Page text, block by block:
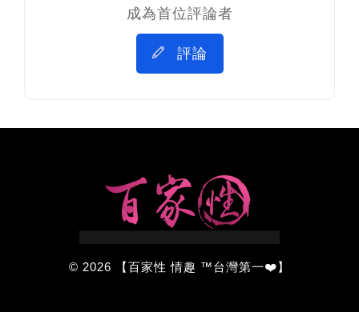
成為首位評論者
評論
© 2026 【百家性 情趣 ™台灣第一❤️】